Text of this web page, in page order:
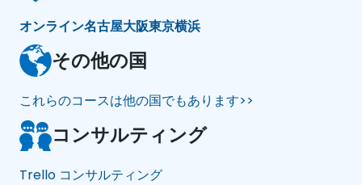
オンライン名古屋大阪東京横浜
その他の国
これらのコースは他の国でもあります>>
コンサルティング
Trello コンサルティング